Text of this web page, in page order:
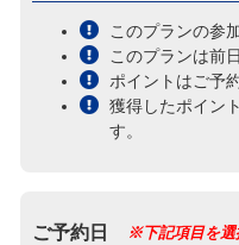
このプランの参
このプランは前
ポイントはご予
獲得したポイン
す。
ご予約日 ※下記項目を選